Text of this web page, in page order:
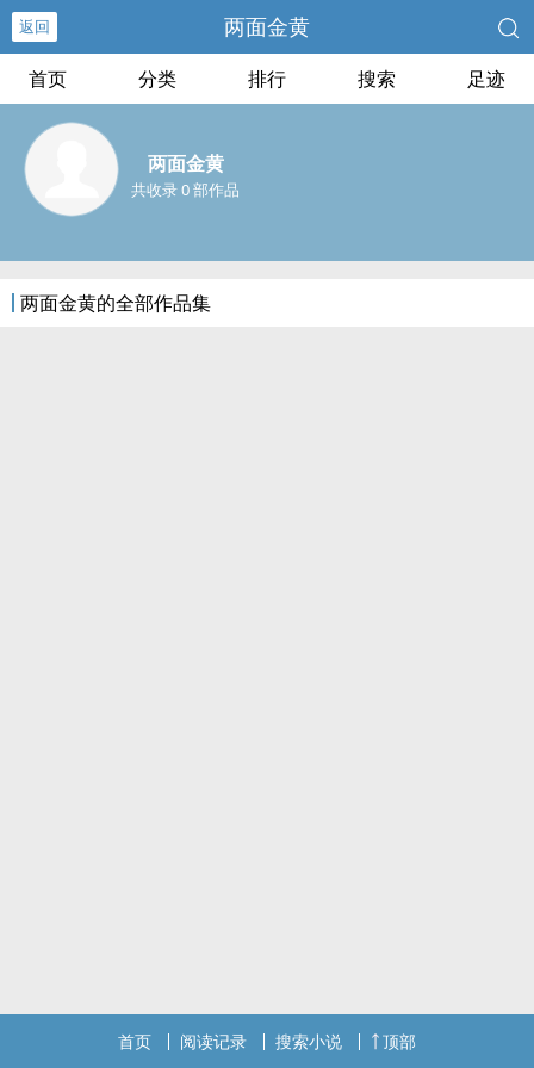
返回 两面金黄
首页 分类 排行 搜索 足迹
两面金黄
共收录 0 部作品
两面金黄的全部作品集
首页 阅读记录 搜索小说 顶部